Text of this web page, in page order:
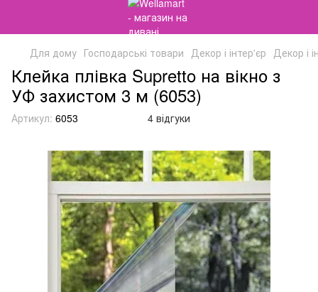
Для дому Господарські товари Декор і інтер'єр Декор і
Клейка плівка Supretto на вікно з
УФ захистом 3 м (6053)
Артикул: 6053 4 відгуки